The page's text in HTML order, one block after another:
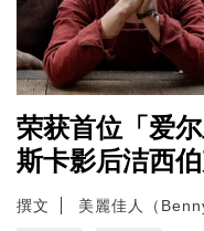
荣获首位「爱
斯卡影后洁西
撰文 美麗佳人（